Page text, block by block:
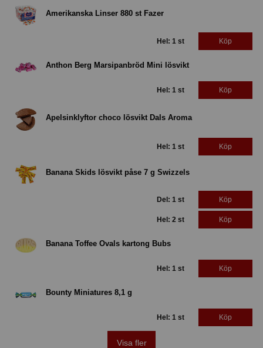
Amerikanska Linser 880 st Fazer
Hel: 1 st Köp
Anthon Berg Marsipanbröd Mini lösvikt
Hel: 1 st Köp
Apelsinklyftor choco lösvikt Dals Aroma
Hel: 1 st Köp
Banana Skids lösvikt påse 7 g Swizzels
Del: 1 st Köp
Hel: 2 st Köp
Banana Toffee Ovals kartong Bubs
Hel: 1 st Köp
Bounty Miniatures 8,1 g
Hel: 1 st Köp
Visa fler